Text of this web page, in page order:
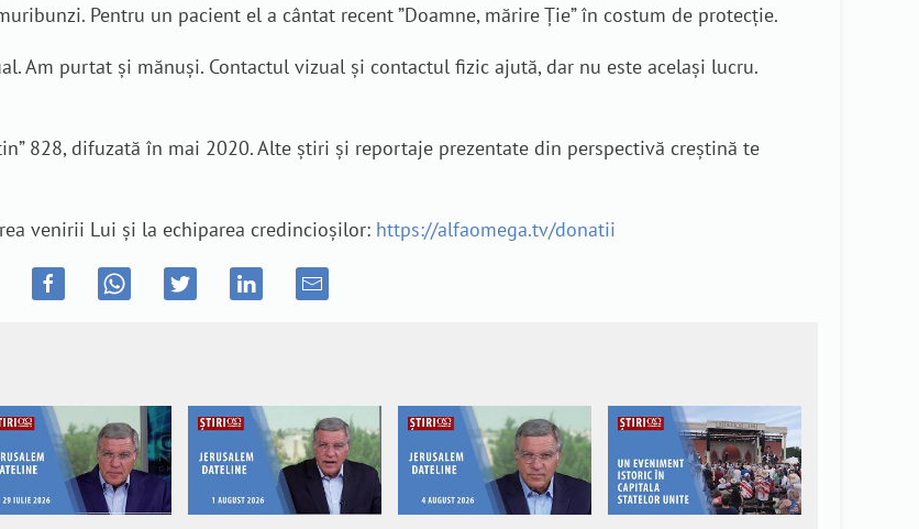
Pentru un pacient el a cântat recent ”Doamne, mărire Ție” în costum de protecție.
Am purtat și mănuși. Contactul vizual și contactul fizic ajută, dar nu este același lucru.
828, difuzată în mai 2020. Alte știri și reportaje prezentate din perspectivă creștină te
venirii Lui și la echiparea credincioșilor: https://alfaomega.tv/donatii